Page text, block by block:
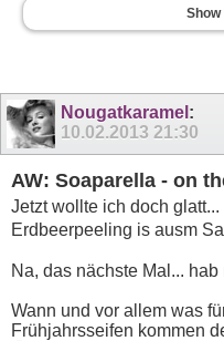
Show
Nougatkaramel :
10.02.2013 21:30
AW: Soaparella - on
Jetzt wollte ich doch
Erdbeerpeeling is ausm
Na, das nächste Mal...
Wann und vor allem was
Frühjahrsseifen kommen